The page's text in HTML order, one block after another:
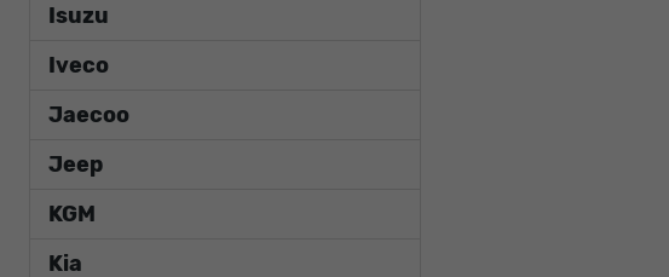
Isuzu
Iveco
Jaecoo
Jeep
KGM
Kia